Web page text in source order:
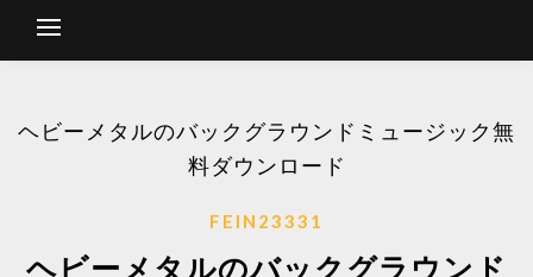
ヘビーメタルのバックグラウンドミュージック無
料ダウンロード
FEIN23331
ヘビーメタルのバックグラウンド